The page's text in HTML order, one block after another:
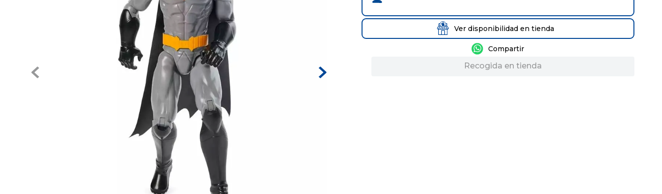
Ver disponibilidad en tienda
Recogida en tienda